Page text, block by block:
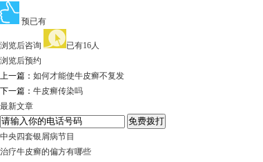
预已有
浏览后咨询
已有16人
浏览后预约
上一篇： 如何才能使牛皮癣不复发
下一篇： 牛皮癣传染吗
最新文章
中央四套银屑病节目
治疗牛皮癣的偏方有哪些